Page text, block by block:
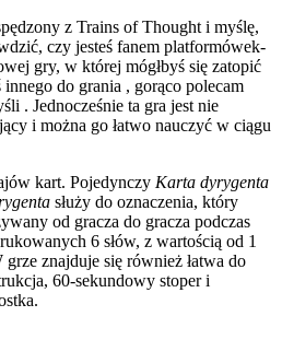
z Trains of Thought i myślę,
czy jesteś fanem platformówek-
gry, w której mógłbyś się zatopić
do grania , gorąco polecam
. Jednocześnie ta gra jest nie
i można go łatwo nauczyć w ciągu
kart. Pojedynczy Karta dyrygenta
służy do oznaczenia, który
od gracza do gracza podczas
6 słów, z wartością od 1
znajduje się również łatwa do
60-sekundowy stoper i